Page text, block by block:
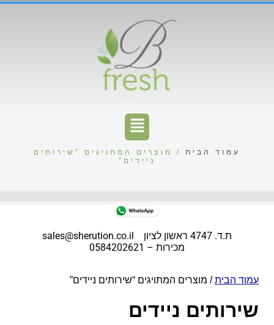
עמוד הבית / מוצרים המתויגים “שירותים
ניידים”
ת.ד. 4747 ראשון לציון
sales@sherution.co.il
מכירות – 0584202621
עמוד הבית/ מוצרים המתויגים “שירותים ניידים”
שירותים ניידים